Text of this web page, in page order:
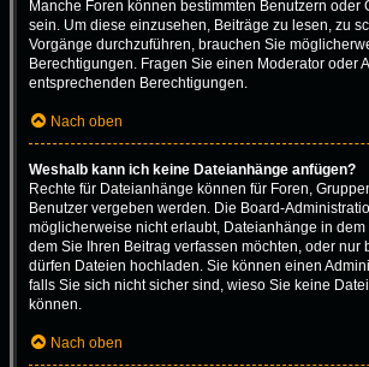
Manche Foren können bestimmten Benutzern oder
sein. Um diese einzusehen, Beiträge zu lesen, zu
Vorgänge durchzuführen, brauchen Sie
Berechtigungen. Fragen Sie einen Moderator oder
entsprechenden Berechtigungen.
Nach oben
Weshalb kann ich keine Dateianhänge anfügen?
Rechte für Dateianhänge können für Foren,
Benutzer vergeben werden. Die Board-
möglicherweise nicht erlaubt, Dateianhänge in dem
dem Sie Ihren Beitrag verfassen möchten, oder nur
dürfen Dateien hochladen. Sie können einen
falls Sie sich nicht sicher sind, wieso Sie keine
können.
Nach oben